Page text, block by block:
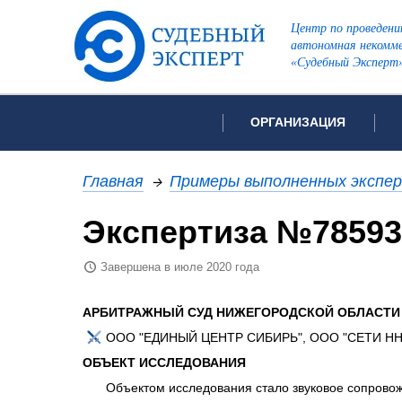
Центр по
автономная
«Судебный
ОРГАНИЗАЦИЯ
Об организации
Рекомендации
Вакансии
Политика
Список всех
Инженерно-
Пожарно-
Главная → Примеры выполненных
Экспертиза №78593
Завершена в июле 2020 года
АРБИТРАЖНЫЙ СУД НИЖЕГОРОДСКОЙ ОБЛАСТИ
ООО "ЕДИНЫЙ ЦЕНТР СИБИРЬ", ООО "СЕТИ
ОБЪЕКТ ИССЛЕДОВАНИЯ
Объектом исследования стало звуковое